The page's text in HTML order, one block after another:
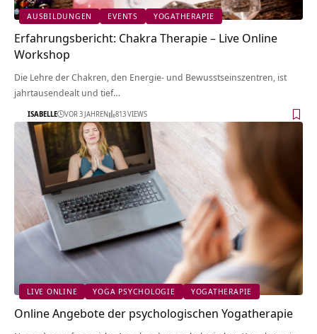
AUSBILDUNGEN EVENTS YOGATHERAPIE
Erfahrungsbericht: Chakra Therapie – Live Online
Workshop
Die Lehre der Chakren, den Energie- und Bewusstseinszentren, ist
jahrtausendealt und tief…
ISABELLE VOR 3 JAHREN 813 VIEWS
LIVE ONLINE YOGA PSYCHOLOGIE YOGATHERAPIE
Online Angebote der psychologischen Yogatherapie